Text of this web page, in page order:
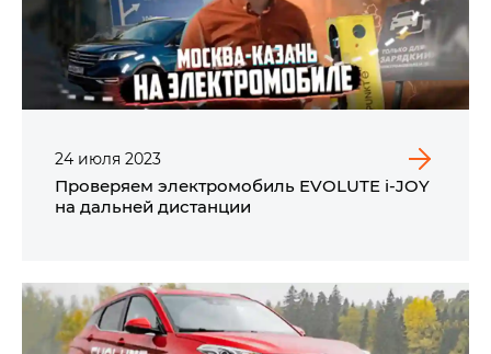
24 июля 2023
Проверяем электромобиль EVOLUTE i‑JOY
на дальней дистанции